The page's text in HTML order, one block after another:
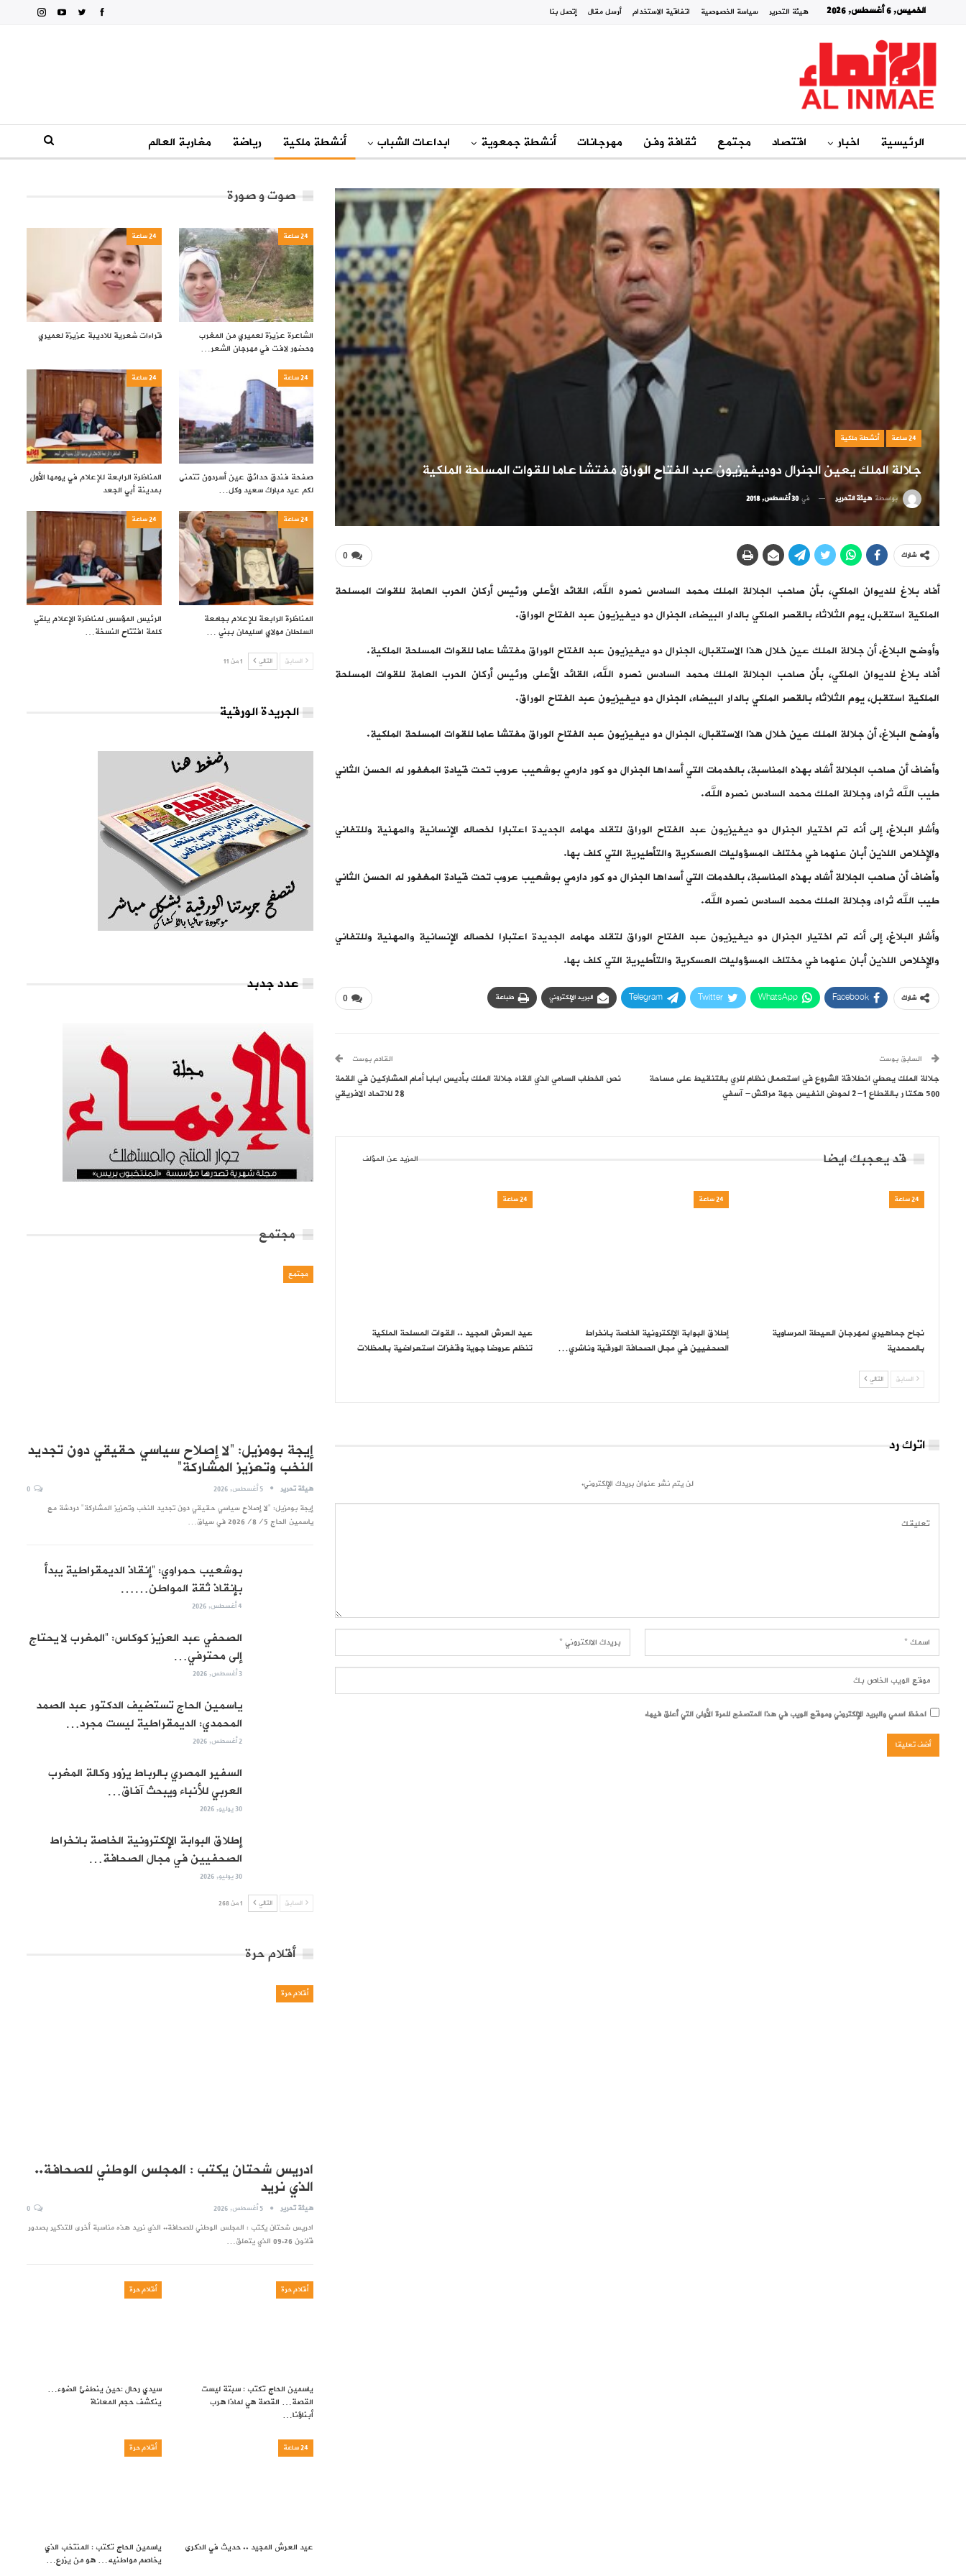
الخميس, 6 أغسطس, 2026 هيئة التحرير سياسة الخصوصية اتفاقية الاستخدام أرسل مقال إتصل بنا
الرئيسية اخبار اقتصاد مجتمع ثقافة وفن مهرجانات أنشطة جمعوية ابداعات الشباب أنشطة ملكية رياضة مغاربة العالم
24 ساعة أنشطة ملكية
جلالة الملك يعين الجنرال دوديفيزيون عبد الفتاح الوراق مفتشا عاما للقوات المسلحة الملكية
بواسطة هيئة التحرير في 30 أغسطس, 2018
0 شارك
أفاد بلاغ للديوان الملكي، بأن صاحب الجلالة الملك محمد السادس نصره الله، القائد الأعلى ورئيس أركان الحرب العامة للقوات المسلحة
الملكية استقبل، يوم الثلاثاء بالقصر الملكي بالدار البيضاء، الجنرال دو ديفيزيون عبد الفتاح الوراق.
وأوضح البلاغ، أن جلالة الملك عين خلال هذا الاستقبال، الجنرال دو ديفيزيون عبد الفتاح الوراق مفتشا عاما للقوات المسلحة الملكية.
أفاد بلاغ للديوان الملكي، بأن صاحب الجلالة الملك محمد السادس نصره الله، القائد الأعلى ورئيس أركان الحرب العامة للقوات المسلحة
الملكية استقبل، يوم الثلاثاء بالقصر الملكي بالدار البيضاء، الجنرال دو ديفيزيون عبد الفتاح الوراق.
وأوضح البلاغ، أن جلالة الملك عين خلال هذا الاستقبال، الجنرال دو ديفيزيون عبد الفتاح الوراق مفتشا عاما للقوات المسلحة الملكية.
وأضاف أن صاحب الجلالة أشاد بهذه المناسبة، بالخدمات التي أسداها الجنرال دو كور دارمي بوشعيب عروب تحت قيادة المغفور له الحسن الثاني
طيب الله ثراه، وجلالة الملك محمد السادس نصره الله.
وأشار البلاغ، إلى أنه تم اختيار الجنرال دو ديفيزيون عبد الفتاح الوراق لتقلد مهامه الجديدة اعتبارا لخصاله الإنسانية والمهنية وللتفاني
والإخلاص اللذين أبان عنهما في مختلف المسؤوليات العسكرية والتأطيرية التي كلف بها.
وأضاف أن صاحب الجلالة أشاد بهذه المناسبة، بالخدمات التي أسداها الجنرال دو كور دارمي بوشعيب عروب تحت قيادة المغفور له الحسن الثاني
طيب الله ثراه، وجلالة الملك محمد السادس نصره الله.
وأشار البلاغ، إلى أنه تم اختيار الجنرال دو ديفيزيون عبد الفتاح الوراق لتقلد مهامه الجديدة اعتبارا لخصاله الإنسانية والمهنية وللتفاني
والإخلاص اللذين أبان عنهما في مختلف المسؤوليات العسكرية والتأطيرية التي كلف بها.
0 شارك Facebook
WhatsApp
Twitter
Telegram البريد الإلكتروني طباعة
السابق بوست
جلالة الملك يعطي انطلاقة الشروع في استعمال نظام للري بالتنقيط على مساحة
500 هكتا ر بالقطاع 1-2 لحوض النفيس جهة مراكش- آسفي
القادم بوست
نص الخطاب السامي الذي القاه جلالة الملك بأديس ابابا أمام المشاركين في القمة
28 للاتحاد الافريقي
قد يعجبك ايضا المزيد عن المؤلف
24 ساعة
نجاح جماهيري لمهرجان العيطة المرساوية
بالمحمدية
24 ساعة
إطلاق البوابة الإلكترونية الخاصة بانخراط
الصحفيين في مجال الصحافة الورقية وناشري…
24 ساعة
عيد العرش المجيد .. القوات المسلحة الملكية
تنظم عروضا جوية وقفزات استعراضية بالمظلات
السابق التالي
اترك رد
لن يتم نشر عنوان بريدك الإلكتروني.
احفظ اسمي والبريد الإلكتروني وموقع الويب في هذا المتصفح للمرة الأولى التي أعلق فيها.
صوت و صورة
24 ساعة
الشاعرة عزيزة لعميري من المغرب
وحضور لافت في مهرجان الشعر…
24 ساعة
قراءات شعرية للاديبة عزيزة لعميري
24 ساعة
صفحة فندق حدائق عين أسردون تتمنى
لكم عيد مبارك سعيد وكل…
24 ساعة
المناظرة الرابعة للإعلام في يومها الأول
بمدينة أبي الجعد
24 ساعة
المناظرة الرابعة للإعلام بجامعة
السلطان مولاي اسليمان ببني …
24 ساعة
الرئيس المؤسس لمناظرة الإعلام يلقي
كلمة افتتاح النسخة…
السابق التالي 1 من 11
الجريدة الورقية
عدد جدبد
مجتمع
مجتمع
إيجة بومزيل: “لا إصلاح سياسي حقيقي دون تجديد
النخب وتعزيز المشاركة”
هيئة تحرير 5 أغسطس, 2026
إيجة بومزيل: "لا إصلاح سياسي حقيقي دون تجديد النخب وتعزيز المشاركة" دردشة مع
ياسمين الحاج 2026/8/5 في سياق…
بوشعيب حمراوي: “إنقاذ الديمقراطية يبدأ
بإنقاذ ثقة المواطن……
4 أغسطس, 2026
الصحفي عبد العزيز كوكاس: “المغرب لا يحتاج
إلى محترفي…
3 أغسطس, 2026
ياسمين الحاج تستضيف الدكتور عبد الصمد
المحمدي: الديمقراطية ليست مجرد…
2 أغسطس, 2026
السفير المصري بالرباط يزور وكالة المغرب
العربي للأنباء ويبحث آفاق…
30 يوليو, 2026
إطلاق البوابة الإلكترونية الخاصة بانخراط
الصحفيين في مجال الصحافة…
30 يوليو, 2026
السابق التالي 1 من 268
أقلام حرة
أقلام حرة
ادريس شحتان يكتب : المجلس الوطني للصحافة..
الذي نريد
هيئة تحرير 5 أغسطس, 2026
ادريس شحتان يكتب : المجلس الوطني للصحافة.. الذي نريد هذه مناسبة أخرى للتذكير بصدور
قانون 09.26 الذي يتعلق…
أقلام حرة
ياسمين الحاج تكتب : سبتة ليست
القصة… القصة هي لماذا هرب
أبناؤنا…
أقلام حرة
سيدي رحال :حين ينطفئ الضوء…
ينكشف حجم المعاناة
24 ساعة
عيد العرش المجيد .. حديث في الذكرى
أقلام حرة
ياسمين الحاج تكتب : المنتخب الذي
يخاصم مواطنيه… هو من يزرع…